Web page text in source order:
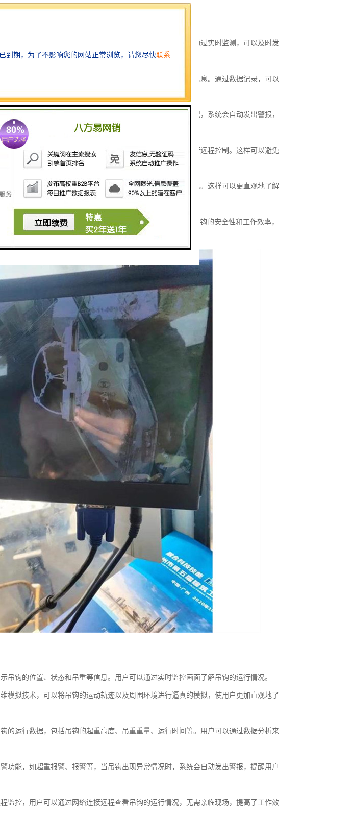
分析和优化。
测吊钩的运行状态，包括吊钩的位置、角度、速度等参数。通过实时监测，可以及时发
工作安全。
钩的运行数据，包括吊钩的起重量、起升高度、工作时间等信息。通过数据记录，可以
参考依据。
警功能，如超载报警、报警、超速报警等。一旦出现异常情况，系统会自动发出警报，
制功能，操作人员可以通过电脑、手机等终端设备对吊钩进行远程控制。这样可以避免
的运行数据进行分析，生成报表和图表，进行数据可视化展示。这样可以更直观地了解
据记录、报警功能、远程控制和数据分析等特点，能够提高吊钩的安全性和工作效率，
吊钩的位置、状态和吊重等信息。用户可以通过实时监控画面了解吊钩的运行情况。
模拟技术，可以将吊钩的运动轨迹以及周围环境进行逼真的模拟，使用户更加直观地了
的运行数据，包括吊钩的起重高度、吊重重量、运行时间等。用户可以通过数据分析来
功能，如超重报警、报警等，当吊钩出现异常情况时，系统会自动发出警报，提醒用户
监控，用户可以通过网络连接远程查看吊钩的运行情况，无需亲临现场，提高了工作效